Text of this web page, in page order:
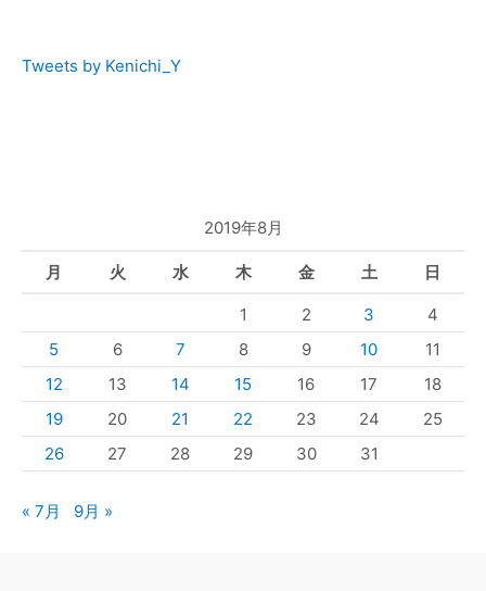
Tweets by Kenichi_Y
2019年8月
月 火 水 木 金 土 日
1 2 3
4
5
6 7 8 9 10
11
12
13 14 15 16 17
18
19
20 21 22 23 24
25
26
27 28 29 30 31
« 7月 9月 »